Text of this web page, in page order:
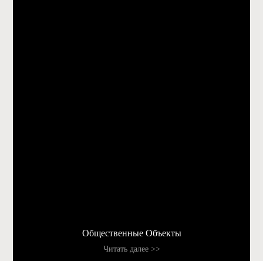
Общественные Объекты
Читать далее >>